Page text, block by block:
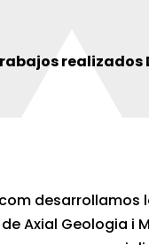
realizados
desarrollamos
Axial Geologia i